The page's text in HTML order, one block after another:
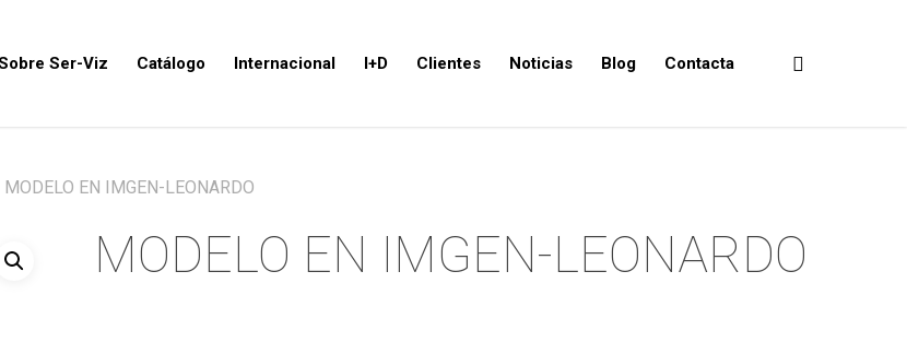
Ser-Viz Catálogo Internacional I+D Clientes Noticias Blog Contacta
MODELO EN IMGEN-LEONARDO
MODELO EN IMGEN-LEONARDO